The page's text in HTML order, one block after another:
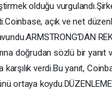
olduğu
açık ve net
doğrudan sözlü bir
verdi.Bu yanıt,
ortaya koydu.DÜZENLEME